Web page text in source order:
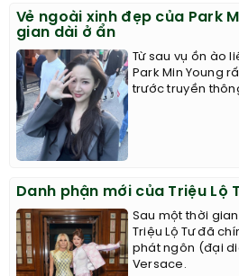
Vẻ ngoài xinh đẹp của Park
gian dài ở ẩn
Từ sau vụ ồn ào
Park Min Young
trước truyền
Danh phận mới của Triệu Lộ
Sau một thời
Triệu Lộ Tư đã
phát ngôn (đại
Versace.